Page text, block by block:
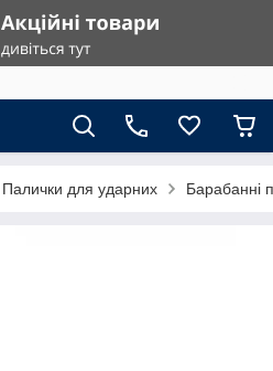
Палички для ударних Барабанні